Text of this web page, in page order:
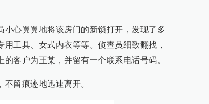
控后得知，嫌疑人王某于次日凌晨上了去
立刻联系昆明警方，请求协助实施拦截抓
，驱车赶往昆明机场。
他的行李箱里，搜出了大量的作案工具。